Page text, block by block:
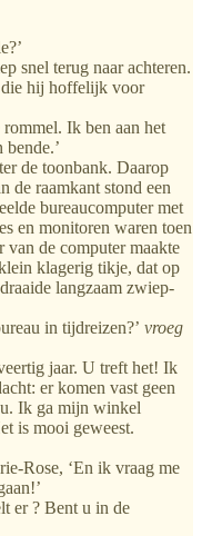
snel terug naar achteren.
hij hoffelijk voor
Ik ben aan het
de toonbank. Daarop
de raamkant stond een
bureaucomputer met
en monitoren waren toen
van de computer maakte
klagerig tikje, dat op
langzaam zwiep-
in tijdreizen?’ vroeg
jaar. U treft het! Ik
er komen vast geen
Ik ga mijn winkel
is mooi geweest.
Rose, ‘En ik vraag me
er ? Bent u in de